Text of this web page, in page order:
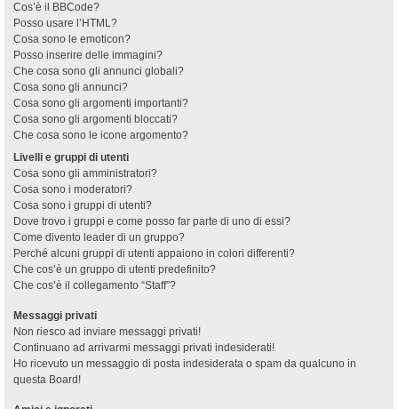
Cos’è il BBCode?
Posso usare l’HTML?
Cosa sono le emoticon?
Posso inserire delle immagini?
Che cosa sono gli annunci globali?
Cosa sono gli annunci?
Cosa sono gli argomenti importanti?
Cosa sono gli argomenti bloccati?
Che cosa sono le icone argomento?
Livelli e gruppi di utenti
Cosa sono gli amministratori?
Cosa sono i moderatori?
Cosa sono i gruppi di utenti?
Dove trovo i gruppi e come posso far parte di uno di essi?
Come divento leader di un gruppo?
Perché alcuni gruppi di utenti appaiono in colori differenti?
Che cos’è un gruppo di utenti predefinito?
Che cos’è il collegamento “Staff”?
Messaggi privati
Non riesco ad inviare messaggi privati!
Continuano ad arrivarmi messaggi privati indesiderati!
Ho ricevuto un messaggio di posta indesiderata o spam da qualcuno in
questa Board!